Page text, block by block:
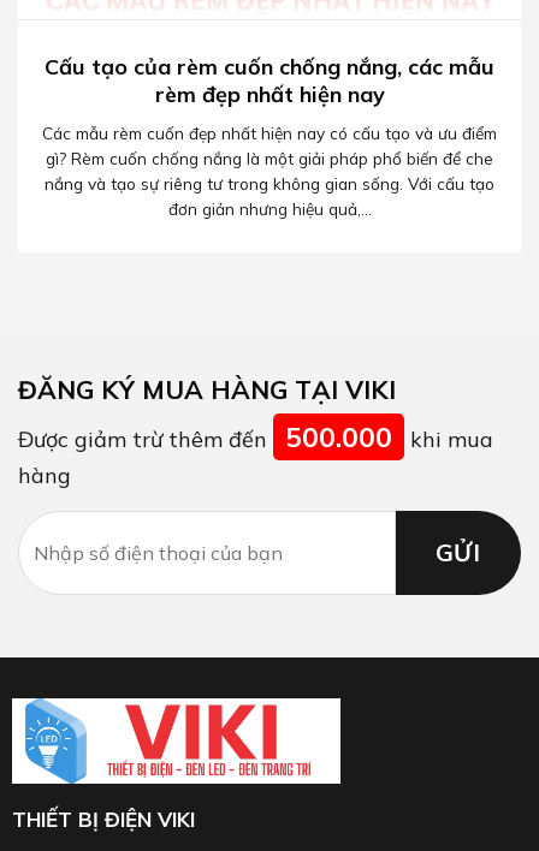
Cấu tạo của rèm cuốn chống nắng, các mẫu
rèm đẹp nhất hiện nay
Các mẫu rèm cuốn đẹp nhất hiện nay có cấu tạo và ưu điểm
gì? Rèm cuốn chống nắng là một giải pháp phổ biến để che
nắng và tạo sự riêng tư trong không gian sống. Với cấu tạo
đơn giản nhưng hiệu quả,...
ĐĂNG KÝ MUA HÀNG TẠI VIKI
Được giảm trừ thêm đến 500.000
khi mua
hàng
THIẾT BỊ ĐIỆN VIKI